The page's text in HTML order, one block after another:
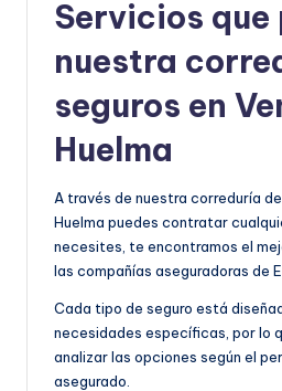
Servicios que
nuestra
seguros en
Huelma
A través de nuestra correduría
Huelma puedes contratar
necesites, te encontramos el
las compañías aseguradoras de
Cada tipo de seguro está
necesidades específicas, por lo
analizar las opciones según el
asegurado.